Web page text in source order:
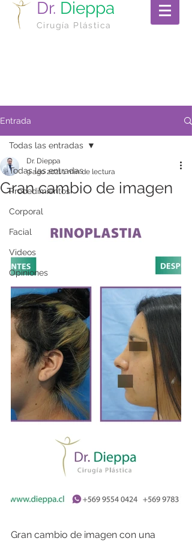
Dr. Dieppa
Cirugía Plástica
Entrada
Todas las entradas
Procedimientos
Corporal
Facial
Videos
Opiniones
Todas las entradas
Gran cambio de imagen
Dr. Dieppa
9 ago 20211 min de lectura
Gran cambio de imagen con una